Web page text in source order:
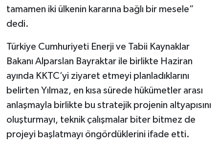
tamamen iki ülkenin kararına bağlı bir mesele”
dedi.
Türkiye Cumhuriyeti Enerji ve Tabii Kaynaklar
Bakanı Alparslan Bayraktar ile birlikte Haziran
ayında KKTC’yi ziyaret etmeyi planladıklarını
belirten Yılmaz, en kısa sürede hükümetler arası
anlaşmayla birlikte bu stratejik projenin altyapısını
oluşturmayı, teknik çalışmalar biter bitmez de
projeyi başlatmayı öngördüklerini ifade etti.